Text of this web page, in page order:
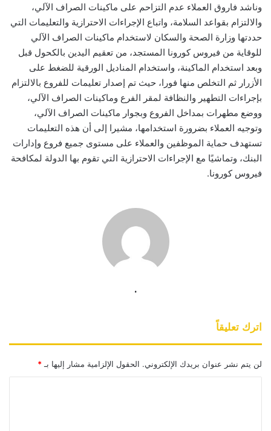
وناشد فاروق العملاء عدم التزاحم على ماكينات الصراف الآلي،
والالتزام بقواعد السلامة، واتباع الإجراءات الاحترازية والتعليمات التي
حددتها وزارة الصحة والسكان لاستخدام ماكينات الصراف الآلي
للوقاية من فيروس كورونا المستجد، من تعقيم اليدين بالكحول قبل
وبعد استخدام الماكينة، واستخدام المناديل الورقية للضغط على
الأزرار ثم التخلص منها فورا، حيث تم إصدار تعليمات للفروع بالالتزام
بإجراءات التطهير والنظافة لمقر الفرع وماكينات الصراف الآلي،
ووضع مطهرات بمداخل الفروع وبجوار ماكينات الصراف الآلي،
وتوجيه العملاء بضرورة استخدامها، مشيرا إلى أن هذه التعليمات
تستهدف حماية الموظفين والعملاء على مستوى جميع فروع وإدارات
البنك، وتماشيًا مع الإجراءات الاحترازية التي تقوم بها الدولة لمكافحة
فيروس كورونا.
.
اترك تعليقاً
لن يتم نشر عنوان بريدك الإلكتروني. الحقول الإلزامية مشار إليها بـ *